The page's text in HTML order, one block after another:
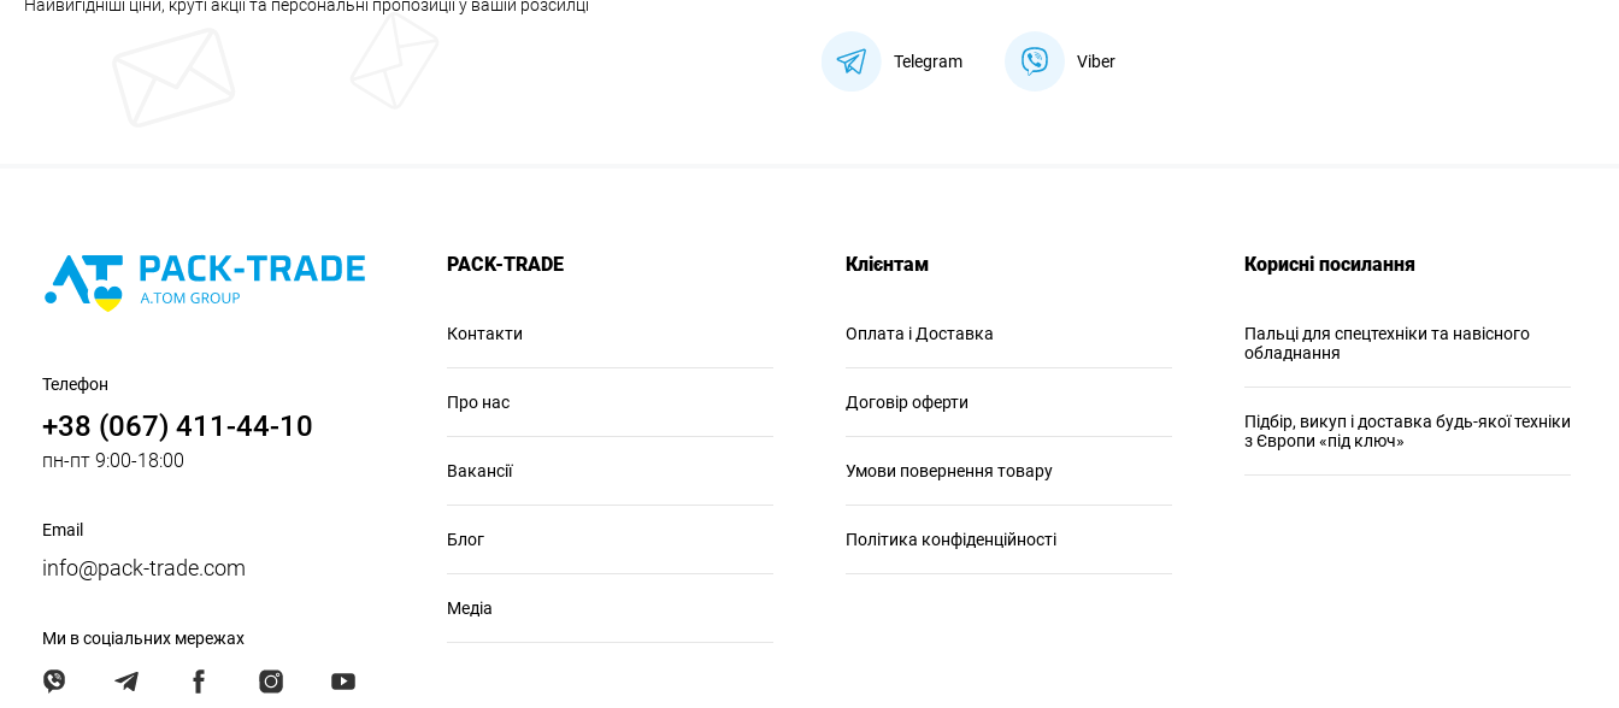
Найвигідніші ціни, круті акції та персональні пропозиції у вашій розсилці
Telegram Viber
Телефон
+38 (067) 411-44-10
пн-пт 9:00-18:00
Email
info@pack-trade.com
Ми в соціальних мережах
PACK-TRADE
Контакти
Про нас
Вакансії
Блог
Медіа
Клієнтам
Оплата і Доставка
Договір оферти
Умови повернення товару
Політика конфіденційності
Корисні посилання
Пальці для спецтехніки та навісного
обладнання
Підбір, викуп і доставка будь-якої техніки
з Європи «під ключ»